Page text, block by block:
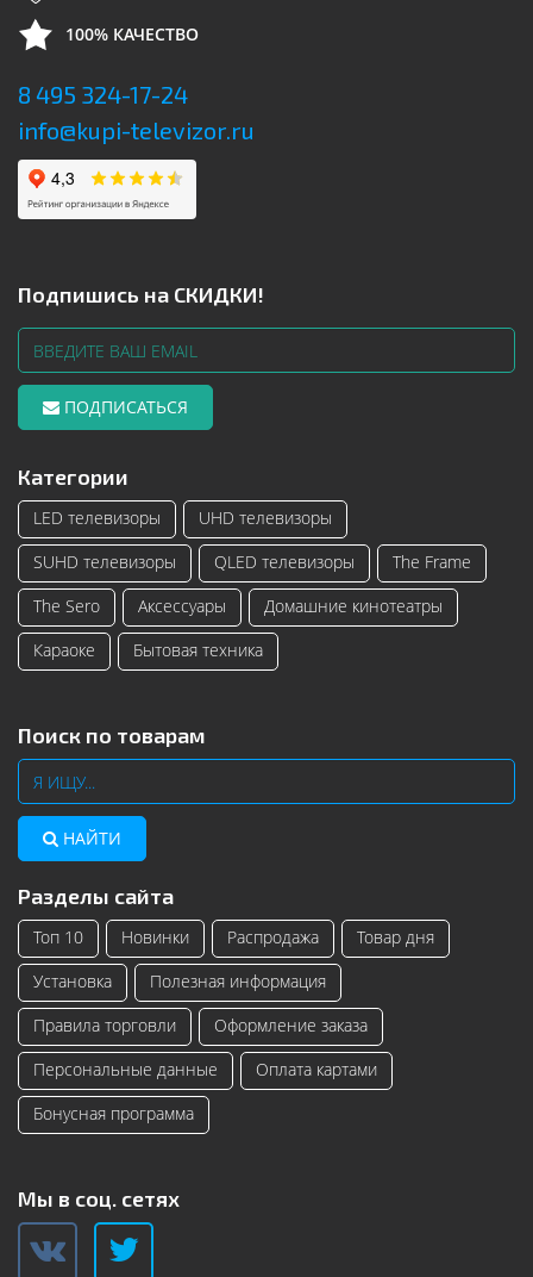
100% КАЧЕСТВО
8 495 324-17-24
info@kupi-televizor.ru
Подпишись на СКИДКИ!
ПОДПИСАТЬСЯ
Категории
LED телевизоры
UHD телевизоры
SUHD телевизоры
QLED телевизоры
The Frame
The Sero
Аксессуары
Домашние кинотеатры
Караоке
Бытовая техника
Поиск по товарам
НАЙТИ
Разделы сайта
Топ 10 Новинки Распродажа
Товар дня
Установка
Полезная информация
Правила торговли
Оформление заказа
Персональные данные
Оплата картами
Бонусная программа
Мы в соц. сетях